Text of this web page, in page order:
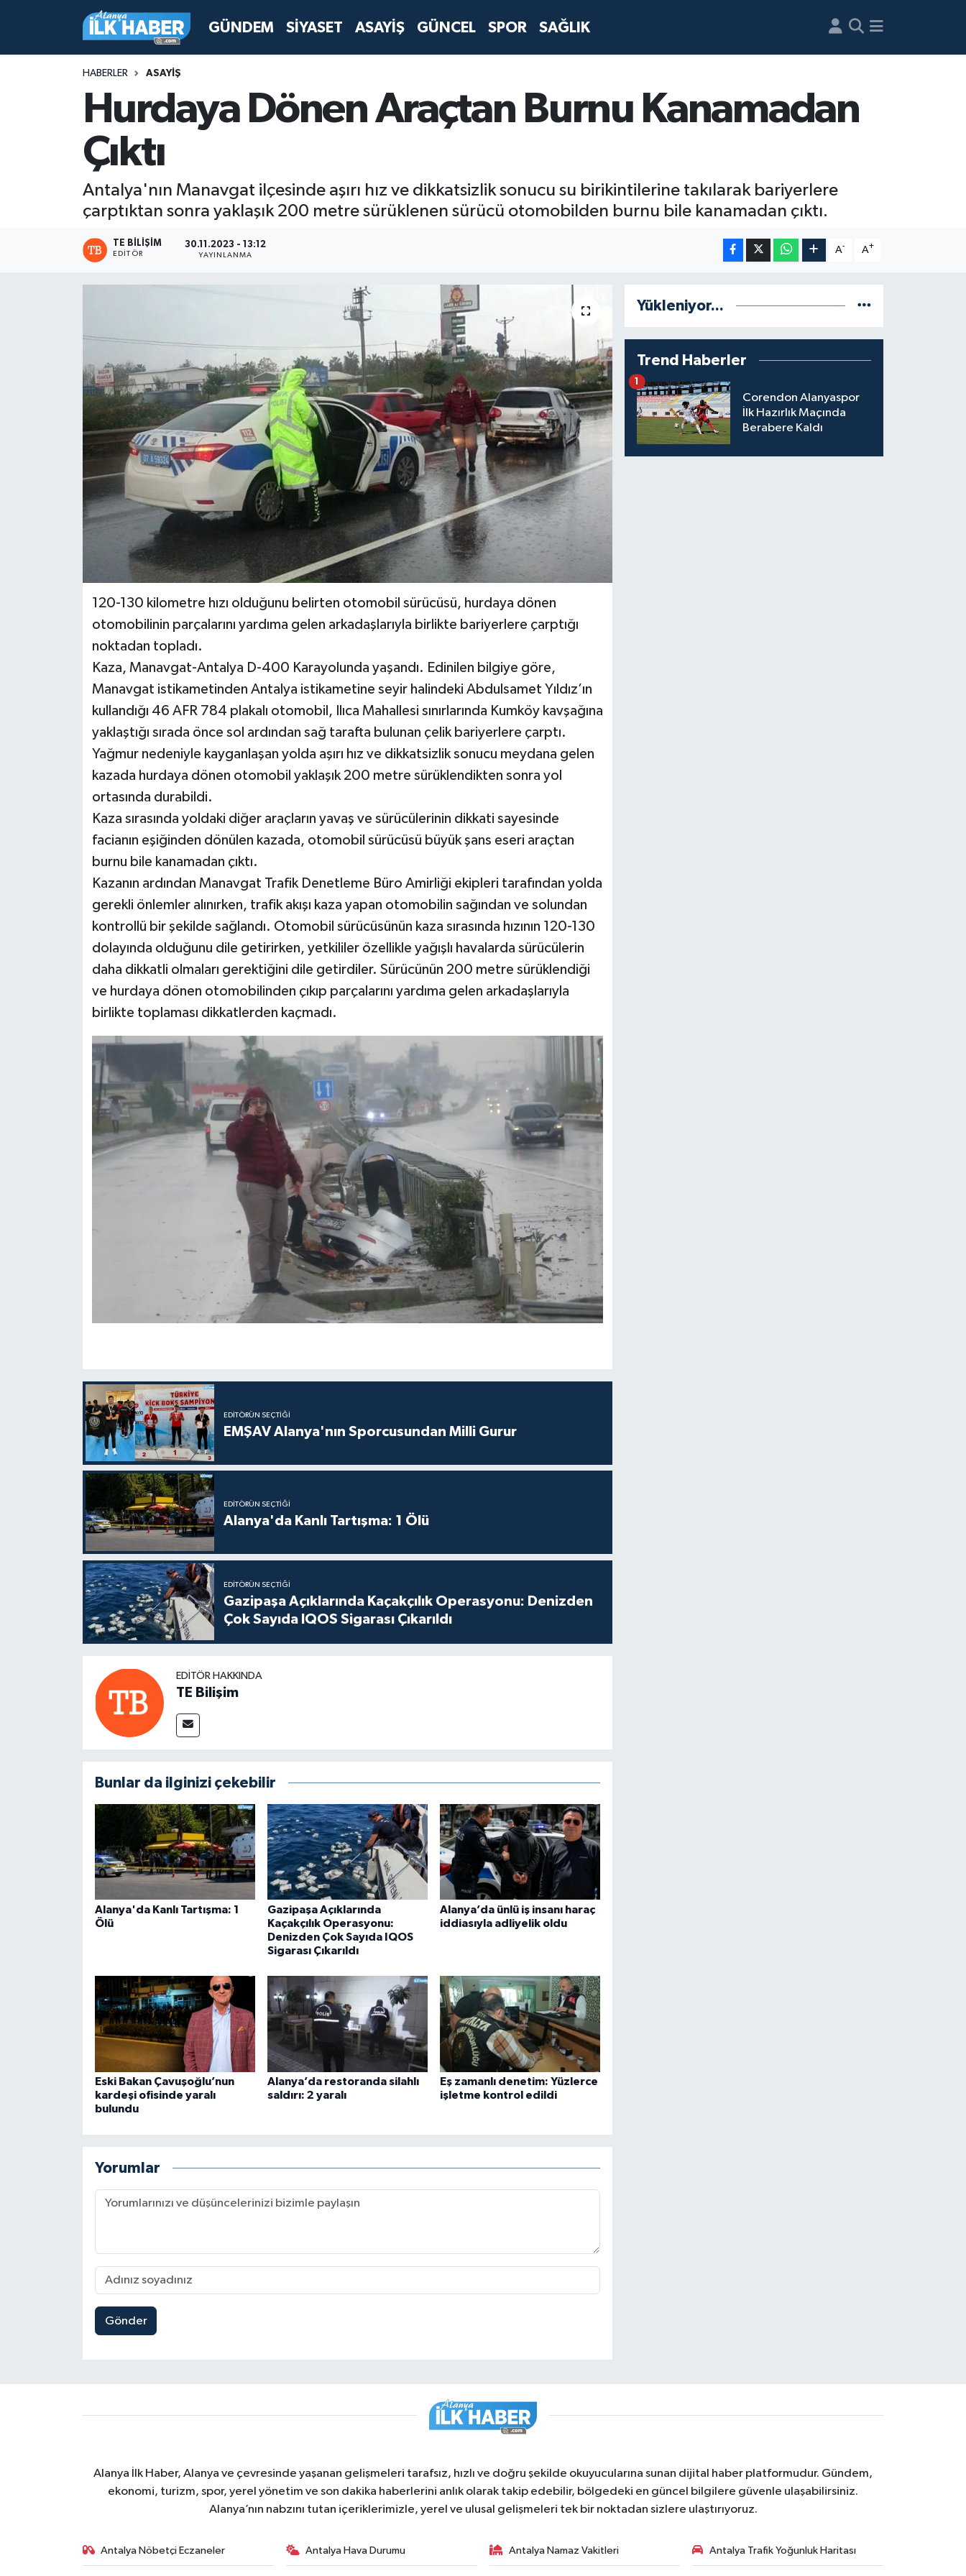
GÜNDEM SİYASET ASAYİŞ GÜNCEL SPOR SAĞLIK
HABERLER ASAYİŞ
Hurdaya Dönen Araçtan Burnu Kanamadan
Çıktı
Antalya'nın Manavgat ilçesinde aşırı hız ve dikkatsizlik sonucu su birikintilerine takılarak bariyerlere
çarptıktan sonra yaklaşık 200 metre sürüklenen sürücü otomobilden burnu bile kanamadan çıktı.
TE BILIŞIM
EDITÖR
30.11.2023 - 13:12
YAYINLANMA
A- A+
120-130 kilometre hızı olduğunu belirten otomobil sürücüsü, hurdaya dönen
otomobilinin parçalarını yardıma gelen arkadaşlarıyla birlikte bariyerlere çarptığı
noktadan topladı.
Kaza, Manavgat-Antalya D-400 Karayolunda yaşandı. Edinilen bilgiye göre,
Manavgat istikametinden Antalya istikametine seyir halindeki Abdulsamet Yıldız’ın
kullandığı 46 AFR 784 plakalı otomobil, Ilıca Mahallesi sınırlarında Kumköy kavşağına
yaklaştığı sırada önce sol ardından sağ tarafta bulunan çelik bariyerlere çarptı.
Yağmur nedeniyle kayganlaşan yolda aşırı hız ve dikkatsizlik sonucu meydana gelen
kazada hurdaya dönen otomobil yaklaşık 200 metre sürüklendikten sonra yol
ortasında durabildi.
Kaza sırasında yoldaki diğer araçların yavaş ve sürücülerinin dikkati sayesinde
facianın eşiğinden dönülen kazada, otomobil sürücüsü büyük şans eseri araçtan
burnu bile kanamadan çıktı.
Kazanın ardından Manavgat Trafik Denetleme Büro Amirliği ekipleri tarafından yolda
gerekli önlemler alınırken, trafik akışı kaza yapan otomobilin sağından ve solundan
kontrollü bir şekilde sağlandı. Otomobil sürücüsünün kaza sırasında hızının 120-130
dolayında olduğunu dile getirirken, yetkililer özellikle yağışlı havalarda sürücülerin
daha dikkatli olmaları gerektiğini dile getirdiler. Sürücünün 200 metre sürüklendiği
ve hurdaya dönen otomobilinden çıkıp parçalarını yardıma gelen arkadaşlarıyla
birlikte toplaması dikkatlerden kaçmadı.
EDITÖRÜN SEÇTIĞI
EMŞAV Alanya'nın Sporcusundan Milli Gurur
EDITÖRÜN SEÇTIĞI
Alanya'da Kanlı Tartışma: 1 Ölü
EDITÖRÜN SEÇTIĞI
Gazipaşa Açıklarında Kaçakçılık Operasyonu: Denizden
Çok Sayıda IQOS Sigarası Çıkarıldı
EDITÖR HAKKINDA
TE Bilişim
Bunlar da ilginizi çekebilir
Alanya'da Kanlı Tartışma: 1
Ölü
Gazipaşa Açıklarında
Kaçakçılık Operasyonu:
Denizden Çok Sayıda IQOS
Sigarası Çıkarıldı
Alanya’da ünlü iş insanı haraç
iddiasıyla adliyelik oldu
Eski Bakan Çavuşoğlu’nun
kardeşi ofisinde yaralı
bulundu
Alanya’da restoranda silahlı
saldırı: 2 yaralı
Eş zamanlı denetim: Yüzlerce
işletme kontrol edildi
Yorumlar
Gönder
Yükleniyor...
Trend Haberler
Corendon Alanyaspor
İlk Hazırlık Maçında
Berabere Kaldı
1
Alanya İlk Haber, Alanya ve çevresinde yaşanan gelişmeleri tarafsız, hızlı ve doğru şekilde okuyucularına sunan dijital haber platformudur. Gündem,
ekonomi, turizm, spor, yerel yönetim ve son dakika haberlerini anlık olarak takip edebilir, bölgedeki en güncel bilgilere güvenle ulaşabilirsiniz.
Alanya’nın nabzını tutan içeriklerimizle, yerel ve ulusal gelişmeleri tek bir noktadan sizlere ulaştırıyoruz.
Antalya Nöbetçi Eczaneler Antalya Hava Durumu Antalya Namaz Vakitleri Antalya Trafik Yoğunluk Haritası
Antalya Nöbetçi Eczaneler
Antalya Hava Durumu
Antalya Trafik Yoğunluk Haritası
Süper Lig Puan Durumu ve Fikstür
Tüm Manşetler